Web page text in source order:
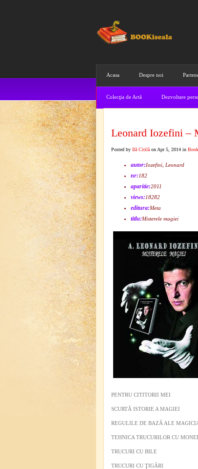
Acasa Despre noi
Colecţia de Artă Dezvoltare
Leonard Iozefini –
Posted by Ilă Citilă on Apr 5, 2014 in
autor:Iozefini, Leonard
nr:182
aparitie:2011
views:18282
editura:Meta
titlu:Misterele magiei
PENTRU CITITORII MEI
SCURTĂ ISTORIE A MAGIEI
REGULILE DE BAZĂ ALE
TEHNICA TRUCURILOR CU
TRUCURI CU BILE
TRUCURI CU ŢIGĂRI